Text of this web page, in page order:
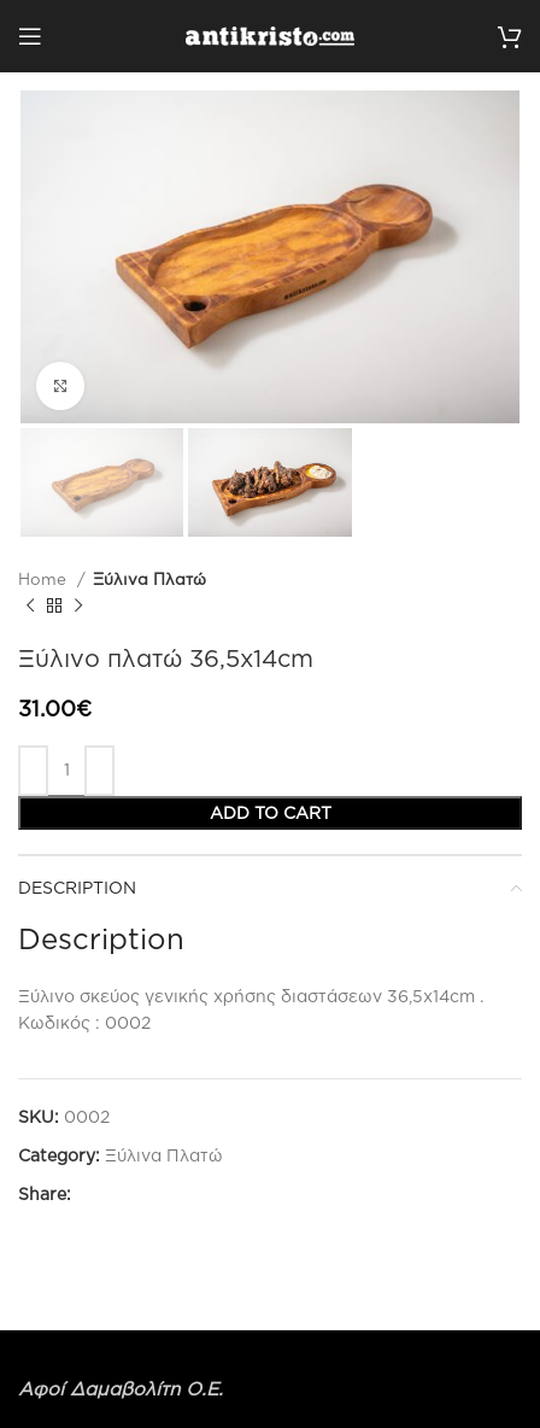
Home Ξύλινα Πλατώ
Ξύλινο πλατώ 36,5x14cm
31.00€
ADD TO CART
DESCRIPTION
Description
Ξύλινο σκεύος γενικής χρήσης διαστάσεων 36,5x14cm .
Κωδικός : 0002
SKU: 0002
Category: Ξύλινα Πλατώ
Share:
Αφοί Δαμαβολίτη Ο.Ε.